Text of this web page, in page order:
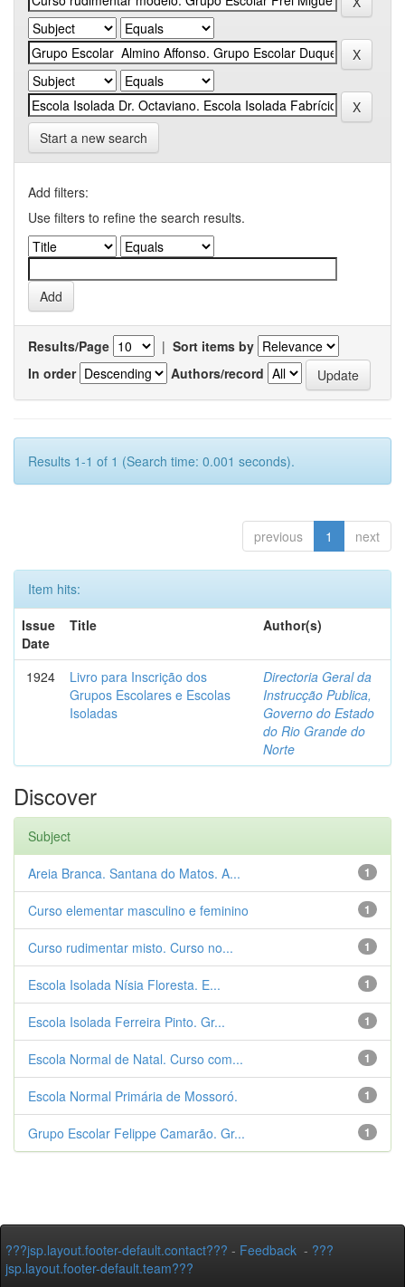
Start a new search
Add filters:
Use filters to refine the search results.
Results/Page | Sort items by
In order
Authors/record
Results 1-1 of 1 (Search time: 0.001 seconds).
previous 1 next
Item hits:
Issue
Date
Title Author(s)
1924
Livro para Inscrição dos
Grupos Escolares e Escolas
Isoladas
Directoria Geral da
Instrucção Publica,
Governo do Estado
do Rio Grande do
Norte
Discover
Subject
1
Areia Branca. Santana do Matos. A...
1
Curso elementar masculino e feminino
1
Curso rudimentar misto. Curso no...
1
Escola Isolada Nísia Floresta. E...
1
Escola Isolada Ferreira Pinto. Gr...
1
Escola Normal de Natal. Curso com...
1
Escola Normal Primária de Mossoró.
1
Grupo Escolar Felippe Camarão. Gr...
???jsp.layout.footer-default.contact??? - Feedback - ???
jsp.layout.footer-default.team???